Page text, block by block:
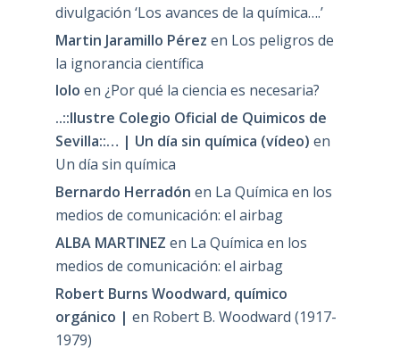
divulgación ‘Los avances de la química….’
Martin Jaramillo Pérez en Los peligros de
la ignorancia científica
lolo en ¿Por qué la ciencia es necesaria?
..::Ilustre Colegio Oficial de Quimicos de
Sevilla::… | Un día sin química (vídeo) en
Un día sin química
Bernardo Herradón en La Química en los
medios de comunicación: el airbag
ALBA MARTINEZ en La Química en los
medios de comunicación: el airbag
Robert Burns Woodward, químico
orgánico | en Robert B. Woodward (1917-
1979)